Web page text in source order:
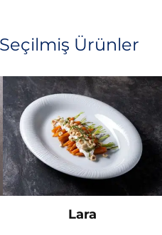
Ürünler
Lara